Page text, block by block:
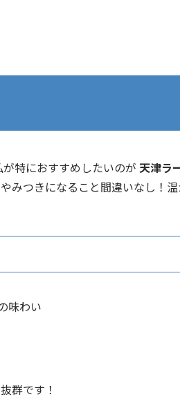
特におすすめしたいのが 天津ラ
みつきになること間違いなし！温
味わい
群です！